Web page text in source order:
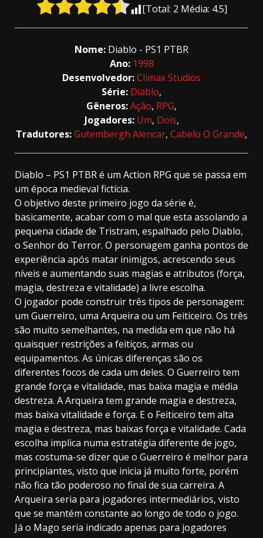
[Total: 2 Média: 4.5]
Nome: Diablo - PS1 PTBR
Ano: 1998
Desenvolvedor:Climax Studios
Série: Diablo,
Gêneros:Ação, RPG,
Jogadores: Um, Dois,
Tradutores:Gutembergh Alencar, Cabelo O Grande,
Diablo – PS1 PTBR é um Action RPG que se passa em
um época medieval fictícia.
O objetivo deste primeiro jogo da série é,
basicamente, acabar com o mal que esta assolando a
pequena cidade de Tristram, espalhado pelo Diablo,
o Senhor do Terror. O personagem ganha pontos de
experiência após matar inimigos, acrescendo seus
níveis e aumentando suas magias e atributos (força,
magia, destreza e vitalidade) a livre escolha.
O jogador pode construir três tipos de personagem:
um Guerreiro, uma Arqueira ou um Feiticeiro. Os três
são muito semelhantes, na medida em que não há
quaisquer restrições a feitiços, armas ou
equipamentos. As únicas diferenças são os
diferentes focos de cada um deles. O Guerreiro tem
grande força e vitalidade, mas baixa magia e média
destreza. A Arqueira tem grande magia e destreza,
mas baixa vitalidade e força. E o Feiticeiro tem alta
magia e destreza, mas baixas força e vitalidade. Cada
escolha implica numa estratégia diferente de jogo,
mas costuma-se dizer que o Guerreiro é melhor para
principiantes, visto que inicia já muito forte, porém
não fica tão poderoso no final de sua carreira. A
Arqueira seria para jogadores intermediários, visto
que se mantém constante ao longo de todo o jogo.
Já o Mago seria indicado apenas para jogadores